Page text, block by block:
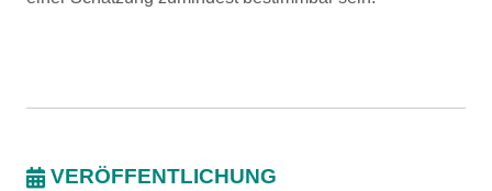
VERÖFFENTLICHUNG